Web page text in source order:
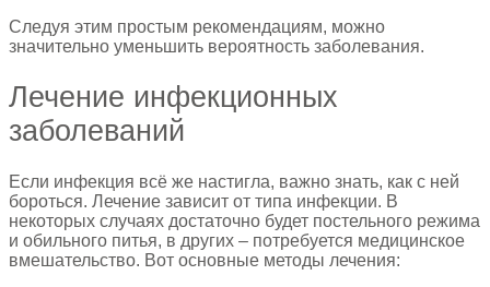
Следуя этим простым рекомендациям, можно
значительно уменьшить вероятность заболевания.
Лечение инфекционных
заболеваний
Если инфекция всё же настигла, важно знать, как с ней
бороться. Лечение зависит от типа инфекции. В
некоторых случаях достаточно будет постельного режима
и обильного питья, в других – потребуется медицинское
вмешательство. Вот основные методы лечения: